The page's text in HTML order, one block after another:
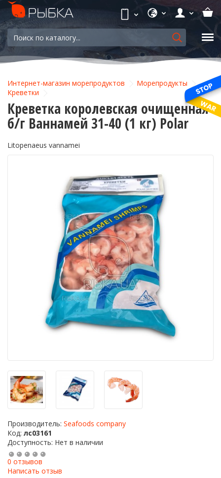
Интернет-магазин морепродуктов
Морепродукты
Креветки
Креветка королевская очищенная
б/г Ваннамей 31-40 (1 кг) Polar
Litopenaeus vannamei
Производитель: Seafoods company
Код: лс03161
Доступность: Нет в наличии
0 отзывов
Написать отзыв